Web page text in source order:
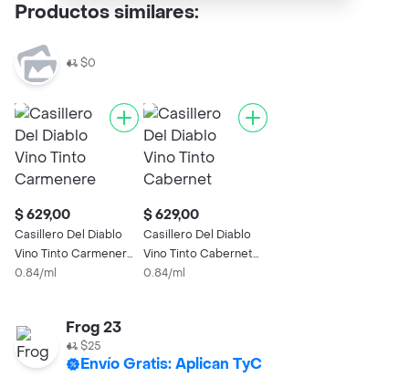
Productos similares:
$0
$ 629,00
Casillero Del Diablo
Vino Tinto Carmenere
Bt 75 Lt
0.84/ml
$ 629,00
Casillero Del Diablo
Vino Tinto Cabernet
Sauvignon
0.84/ml
Frog 23
$25
Envío Gratis: Aplican TyC